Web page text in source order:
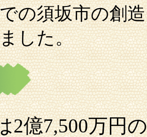
の須坂市の創
した。
2億7,500万円